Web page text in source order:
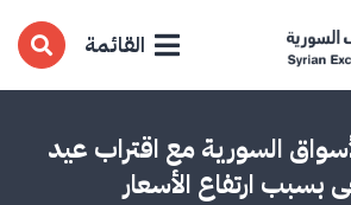
القائمة
السورية مع اقتراب عيد
بسبب ارتفاع الأسعار